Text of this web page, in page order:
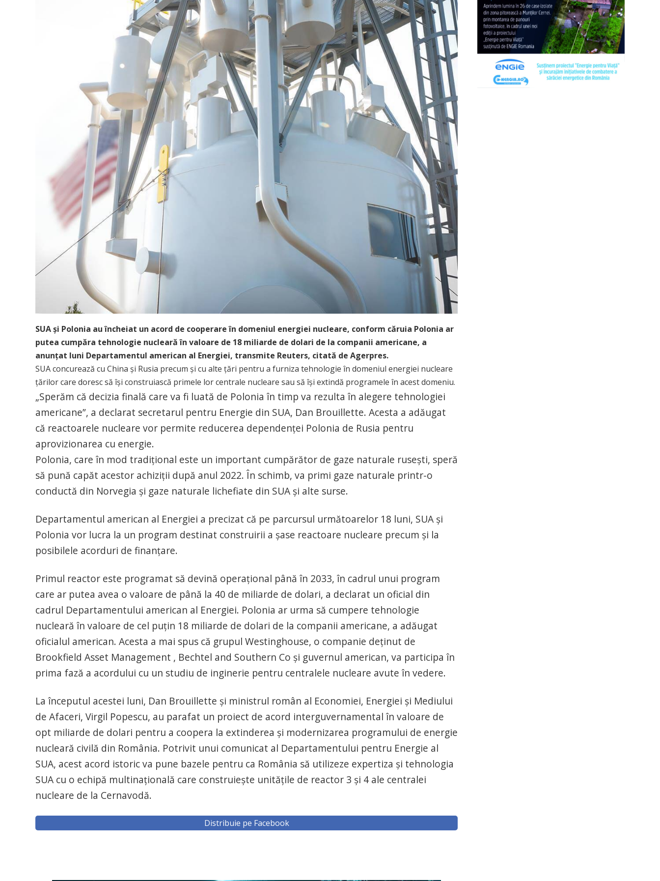
SUA şi Polonia au încheiat un acord de cooperare în domeniul energiei nucleare, conform căruia Polonia ar
putea cumpăra tehnologie nucleară în valoare de 18 miliarde de dolari de la companii americane, a
anunţat luni Departamentul american al Energiei, transmite Reuters, citată de Agerpres.
SUA concurează cu China şi Rusia precum şi cu alte ţări pentru a furniza tehnologie în domeniul energiei nucleare
ţărilor care doresc să îşi construiască primele lor centrale nucleare sau să îşi extindă programele în acest domeniu.
„Sperăm că decizia finală care va fi luată de Polonia în timp va rezulta în alegere tehnologiei
americane”, a declarat secretarul pentru Energie din SUA, Dan Brouillette. Acesta a adăugat
că reactoarele nucleare vor permite reducerea dependenţei Polonia de Rusia pentru
aprovizionarea cu energie.
Polonia, care în mod tradiţional este un important cumpărător de gaze naturale ruseşti, speră
să pună capăt acestor achiziţii după anul 2022. În schimb, va primi gaze naturale printr-o
conductă din Norvegia şi gaze naturale lichefiate din SUA şi alte surse.
Departamentul american al Energiei a precizat că pe parcursul următoarelor 18 luni, SUA şi
Polonia vor lucra la un program destinat construirii a şase reactoare nucleare precum şi la
posibilele acorduri de finanţare.
Primul reactor este programat să devină operaţional până în 2033, în cadrul unui program
care ar putea avea o valoare de până la 40 de miliarde de dolari, a declarat un oficial din
cadrul Departamentului american al Energiei. Polonia ar urma să cumpere tehnologie
nucleară în valoare de cel puţin 18 miliarde de dolari de la companii americane, a adăugat
oficialul american. Acesta a mai spus că grupul Westinghouse, o companie deţinut de
Brookfield Asset Management , Bechtel and Southern Co şi guvernul american, va participa în
prima fază a acordului cu un studiu de inginerie pentru centralele nucleare avute în vedere.
La începutul acestei luni, Dan Brouillette şi ministrul român al Economiei, Energiei şi Mediului
de Afaceri, Virgil Popescu, au parafat un proiect de acord interguvernamental în valoare de
opt miliarde de dolari pentru a coopera la extinderea şi modernizarea programului de energie
nucleară civilă din România. Potrivit unui comunicat al Departamentului pentru Energie al
SUA, acest acord istoric va pune bazele pentru ca România să utilizeze expertiza şi tehnologia
SUA cu o echipă multinaţională care construieşte unităţile de reactor 3 şi 4 ale centralei
nucleare de la Cernavodă.
Distribuie pe Facebook